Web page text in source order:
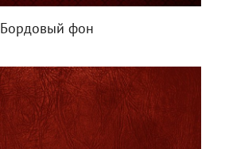
Бордовый фон